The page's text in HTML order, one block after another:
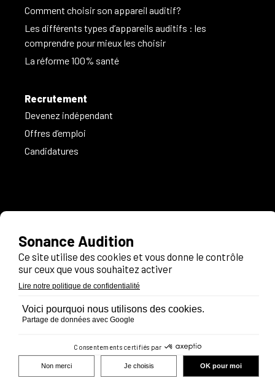
Prendre rendez-vous 03 20 88 47 76
Comment choisir son appareil auditif?
Les différents types d’appareils auditifs : les
comprendre pour mieux les choisir
La réforme 100% santé
Recrutement
Devenez indépendant
Offres d’emploi
Candidatures
Contact
Espace pro Plan du site